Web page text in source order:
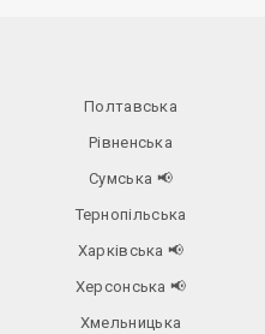
Полтавська
Рівненська
Сумська 📢
Тернопільська
Харківська 📢
Херсонська 📢
Хмельницька